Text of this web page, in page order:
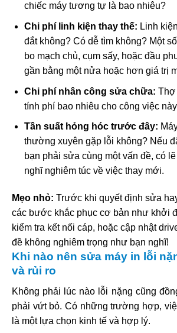
chiếc máy tương tự là bao nhiêu?
Chi phí linh kiện thay thế: Linh
đắt không? Có dễ tìm không? Một
bo mạch chủ, cụm sấy, hoặc đầu
gần bằng một nửa hoặc hơn giá trị
Chi phí nhân công sửa chữa: Thợ
tính phí bao nhiêu cho công việc
Tần suất hỏng hóc trước đây:
thường xuyên gặp lỗi không? Nếu
bạn phải sửa cùng một vấn đề, có
nghĩ nghiêm túc về việc thay mới.
Mẹo nhỏ: Trước khi quyết định sửa
các bước khắc phục cơ bản như khởi
kiểm tra kết nối cáp, hoặc cập nhật
đề không nghiêm trọng như bạn nghĩ!
Khi nào nên sửa máy in lỗi
và rủi ro
Không phải lúc nào lỗi nặng cũng
phải vứt bỏ. Có những trường hợp,
là một lựa chọn kinh tế và hợp lý.